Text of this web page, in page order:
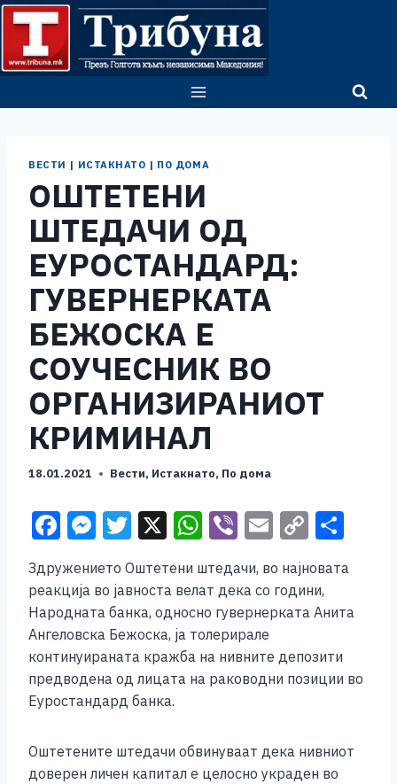
Skip
content
ВЕСТИ | ИСТАКНАТО | ПО ДОМА
ОШТЕТЕНИ
ШТЕДАЧИ ОД
ЕУРОСТАНДАРД:
ГУВЕРНЕРКАТА
БЕЖОСКА Е
СОУЧЕСНИК ВО
ОРГАНИЗИРАНИОТ
КРИМИНАЛ
18.01.2021 Вести, Истакнато, По дома
F
c
e
b
o
o
M
ss
e
n
g
er
T
wi
tt
er
X W
at
s
A
p
p
Vi
er
E
ai
l
C
p
y
n
k
ar
e
Здружението Оштетени штедачи, во најновата
реакција во јавноста велат дека со години,
Народната банка, односно гувернерката Анита
Ангеловска Бежоска, ја толерирале
континуираната кражба на нивните депозити
предводена од лицата на раководни позиции во
Еуростандард банка.
Оштетените штедачи обвинуваат дека нивниот
доверен личен капитал е целосно украден во